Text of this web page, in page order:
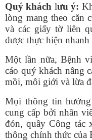
Quý khách lưu ý:
lòng mang theo căn
và các giấy tờ liên
được thực hiện
Một lần nữa, Bệnh
cáo quý khách nâng
mồi, môi giới và lừa
Mọi thông tin
cung cấp bởi nhân
đón, quầy Công tác
thông chính thức của